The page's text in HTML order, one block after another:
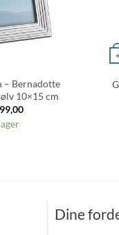
– Bernadotte
10×15 cm
+
Dine